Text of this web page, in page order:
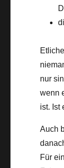
nur
wenn
ist. Ist
Auch
Für